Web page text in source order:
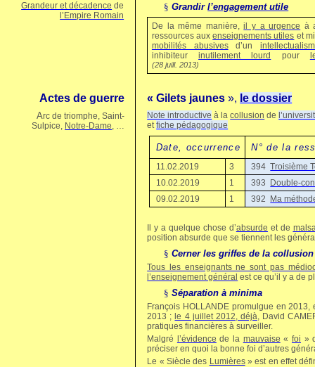
Grandeur et décadence de
l’Empire Romain
§ Grandir l’engagement utile
De la même manière,il y a urgence à
ressources auxenseignements utiles et
mobilités abusivesd’un
inhibiteurinutilement lourd pour
(28 juill. 2013)
Actes de guerre
Arc de triomphe, Saint-
Sulpice, Notre‑Dame, …
« Gilets jaunes», le dossier
Note introductive à lacollusion de
etfiche pédagogique
Date, occurrence N° de la
11.02.2019 3 394Troisième
10.02.2019
1 393
Double-
09.02.2019
1 392 Ma
Il y a quelque chose d’absurde et de
position absurde que se tiennent les
§ Cerner les griffes de la collusion
Tous les enseignants ne sont pas
l’enseignement général est ce qu’il y a de
§ Séparation à minima
François HOLLANDE promulgue en
2013 ; le 4 juillet 2012, déjà, David
pratiques financières à surveiller.
Malgré
l’évidence de la mauvaise « foi »
préciser en quoi la bonne foi d’autres
Le « Siècle des Lumières» est en effet